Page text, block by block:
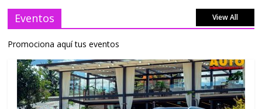
Eventos View All
Promociona aquí tus eventos